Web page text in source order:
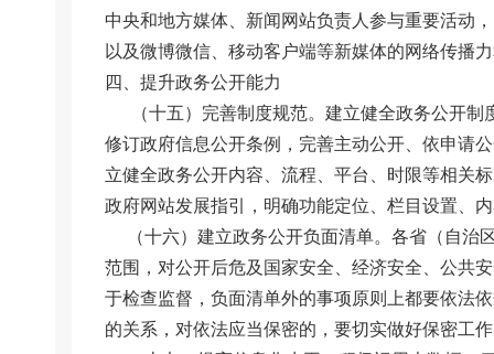
中央和地方媒体、新闻网站负责人参与重要活动
以及微博微信、移动客户端等新媒体的网络传播
四、提升政务公开能力
（十五）完善制度规范。建立健全政务公开制
修订政府信息公开条例，完善主动公开、依申请
立健全政务公开内容、流程、平台、时限等相关
政府网站发展指引，明确功能定位、栏目设置、
（十六）建立政务公开负面清单。各省（自治
范围，对公开后危及国家安全、经济安全、公共
于检查监督，负面清单外的事项原则上都要依法
的关系，对依法应当保密的，要切实做好保密工